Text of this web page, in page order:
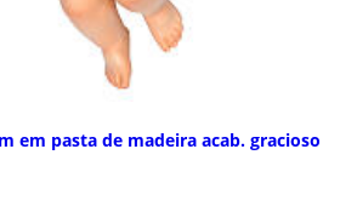
em pasta de madeira acab. gracioso